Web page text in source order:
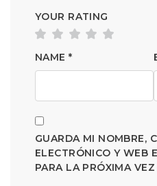
YOUR RATING
NAME*
GUARDA MI NOMBRE,
ELECTRÓNICO Y WEB
PARA LA PRÓXIMA